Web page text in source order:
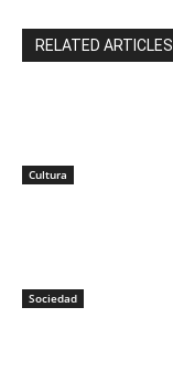
RELATED ARTICLES
Cultura
Sociedad